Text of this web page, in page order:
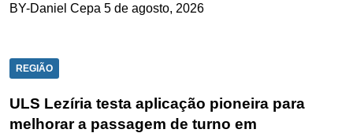
BY-Daniel Cepa 5 de agosto, 2026
REGIÃO
ULS Lezíria testa aplicação pioneira para
melhorar a passagem de turno em